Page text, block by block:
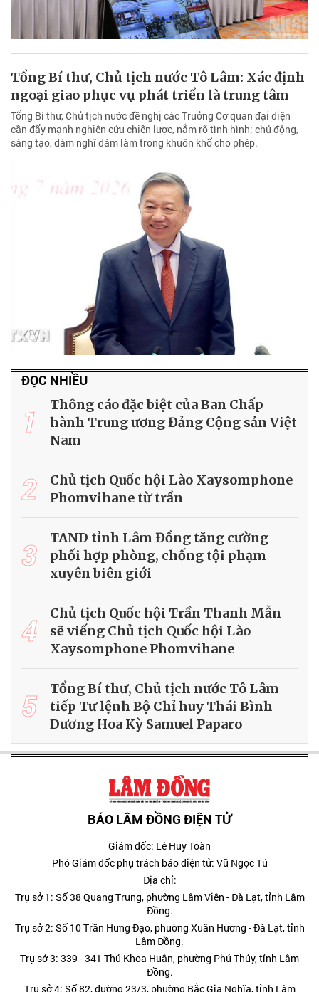
Tổng Bí thư, Chủ tịch nước Tô Lâm: Xác định
ngoại giao phục vụ phát triển là trung tâm
Tổng Bí thư, Chủ tịch nước đề nghị các Trưởng Cơ quan đại diện
cần đẩy mạnh nghiên cứu chiến lược, nắm rõ tình hình; chủ động,
sáng tạo, dám nghĩ dám làm trong khuôn khổ cho phép.
ĐỌC NHIỀU
1
Thông cáo đặc biệt của Ban Chấp
hành Trung ương Đảng Cộng sản Việt
Nam
2
Chủ tịch Quốc hội Lào Xaysomphone
Phomvihane từ trần
3
TAND tỉnh Lâm Đồng tăng cường
phối hợp phòng, chống tội phạm
xuyên biên giới
4
Chủ tịch Quốc hội Trần Thanh Mẫn
sẽ viếng Chủ tịch Quốc hội Lào
Xaysomphone Phomvihane
5
Tổng Bí thư, Chủ tịch nước Tô Lâm
tiếp Tư lệnh Bộ Chỉ huy Thái Bình
Dương Hoa Kỳ Samuel Paparo
BÁO LÂM ĐỒNG ĐIỆN TỬ
Giám đốc: Lê Huy Toàn
Phó Giám đốc phụ trách báo điện tử: Vũ Ngọc Tú
Địa chỉ:
Trụ sở 1: Số 38 Quang Trung, phường Lâm Viên - Đà Lạt, tỉnh Lâm
Đồng.
Trụ sở 2: Số 10 Trần Hưng Đạo, phường Xuân Hương - Đà Lạt, tỉnh
Lâm Đồng.
Trụ sở 3: 339 - 341 Thủ Khoa Huân, phường Phú Thủy, tỉnh Lâm
Đồng.
Trụ sở 4: Số 82, đường 23/3, phường Bắc Gia Nghĩa, tỉnh Lâm